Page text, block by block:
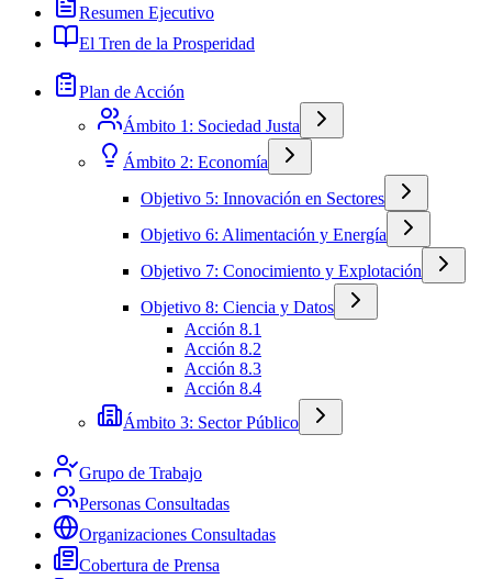
Resumen Ejecutivo
El Tren de la Prosperidad
Plan de Acción
Ámbito 1: Sociedad Justa
Ámbito 2: Economía
Objetivo 5: Innovación en Sectores
Objetivo 6: Alimentación y Energía
Objetivo 7: Conocimiento y Explotación
Objetivo 8: Ciencia y Datos
Acción 8.1
Acción 8.2
Acción 8.3
Acción 8.4
Ámbito 3: Sector Público
Grupo de Trabajo
Personas Consultadas
Organizaciones Consultadas
Cobertura de Prensa